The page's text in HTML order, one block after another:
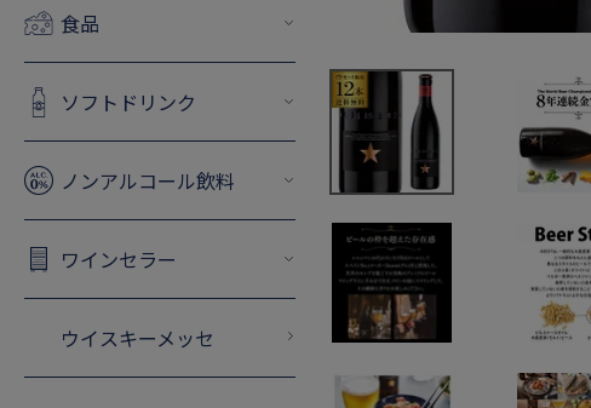
食品
ソフトドリンク
ノンアルコール飲料
ワインセラー
ウイスキーメッセ